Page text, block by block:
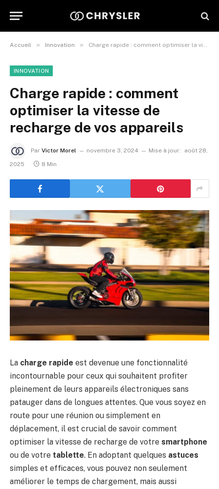
Accueil » Innovation » Charge rapide : comment optimiser la vitesse de recharge de vos appareils
INNOVATION
Charge rapide : comment
optimiser la vitesse de
recharge de vos appareils
Par Victor Morel novembre 3, 2024 Mise à jour:
août 28,
2025
8 Min
La charge rapide est devenue une fonctionnalité
incontournable pour ceux qui souhaitent profiter
pleinement de leurs appareils électroniques sans
patauger dans de longues attentes. Que vous soyez en
route pour une réunion ou simplement en
déplacement, il est crucial de savoir comment
optimiser la vitesse de recharge de votre smartphone
ou de votre tablette. En adoptant quelques astuces
simples et efficaces, vous pouvez non seulement
améliorer le temps de chargement, mais aussi